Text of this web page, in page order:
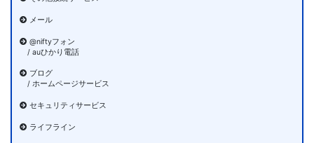
メール
@niftyフォン
/ auひかり電話
ブログ
/ ホームページサービス
セキュリティサービス
ライフライン